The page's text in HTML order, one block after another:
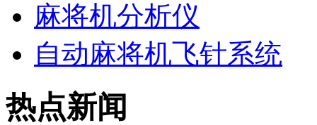
麻将机分析仪
自动麻将机飞针系统
热点新闻